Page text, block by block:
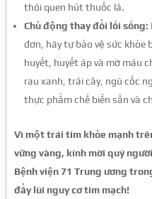
thói quen hút thuốc lá.
Chủ động thay đổi lối sống:
đơn, hãy tự bảo vệ sức khỏe
huyết, huyết áp và mỡ máu
rau xanh, trái cây, ngũ cốc
thực phẩm chế biến sẵn và
Vì một trái tim khỏe mạnh
vững vàng, kính mời quý
Bệnh viện 71 Trung ương
đẩy lùi nguy cơ tim mạch!